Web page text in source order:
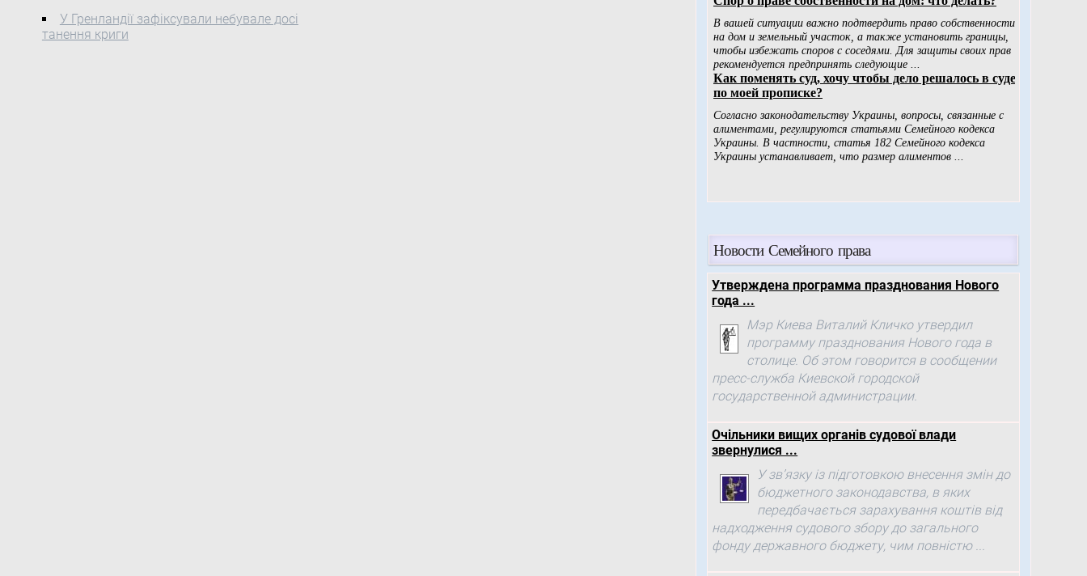
У Гренландії зафіксували небувале досі
танення криги
Новости Семейного права
Утверждена программа празднования Нового
года ...
Мэр Киева Виталий Кличко утвердил
программу празднования Нового года в
столице. Об этом говорится в сообщении
пресс-служба Киевской городской
государственной администрации.
Очільники вищих органів судової влади
звернулися ...
У зв’язку із підготовкою внесення змін до
бюджетного законодавства, в яких
передбачається зарахування коштів від
надходження судового збору до загального
фонду державного бюджету, чим повністю ...